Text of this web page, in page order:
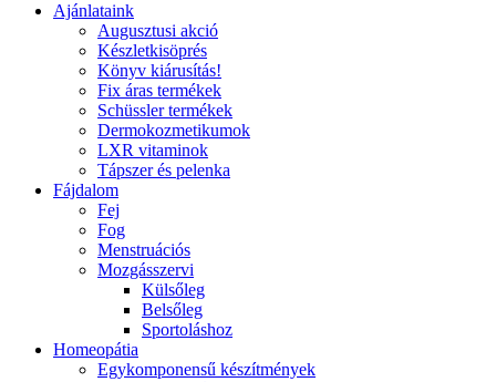
Ajánlataink
Augusztusi akció
Készletkisöprés
Könyv kiárusítás!
Fix áras termékek
Schüssler termékek
Dermokozmetikumok
LXR vitaminok
Tápszer és pelenka
Fájdalom
Fej
Fog
Menstruációs
Mozgásszervi
Külsőleg
Belsőleg
Sportoláshoz
Homeopátia
Egykomponensű készítmények